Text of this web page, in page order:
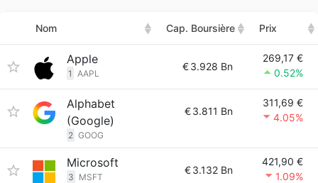
Nom Cap. Boursière Prix
Apple
1 AAPL
€3.928 Bn
269,17 €
0.52%
Alphabet
(Google)
2 GOOG
€3.811 Bn
311,69 €
4.05%
Microsoft
3 MSFT
€3.132 Bn
421,90 €
1.09%